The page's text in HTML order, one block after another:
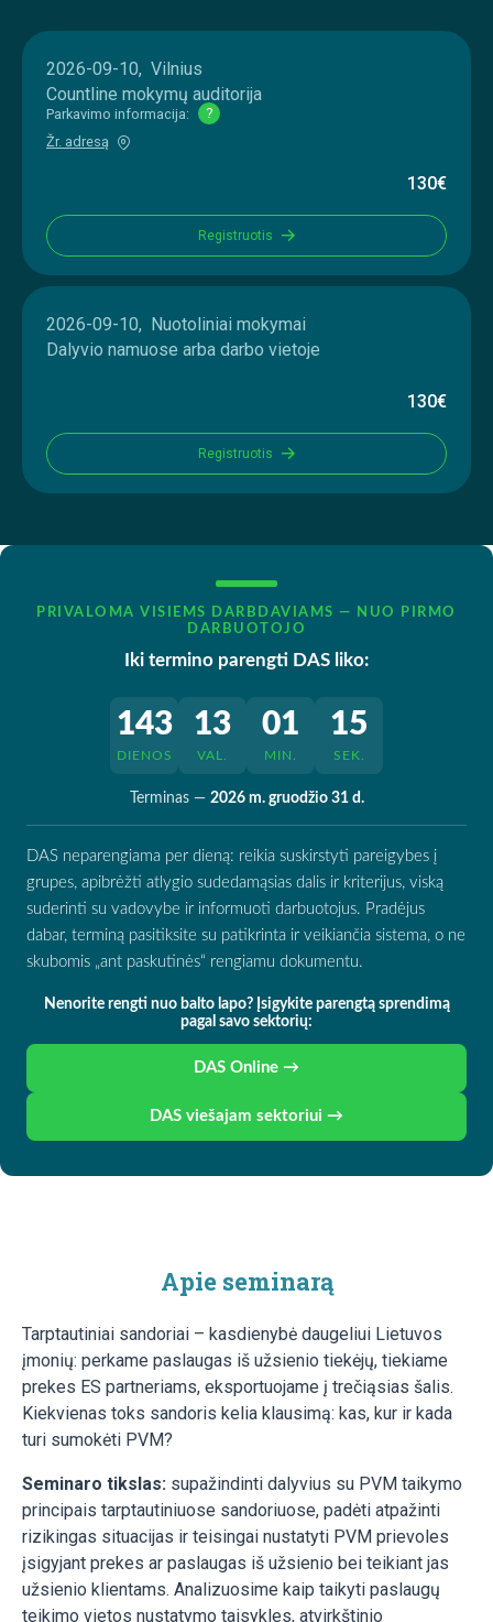
2026-09-10, Vilnius
Countline mokymų auditorija
Parkavimo informacija:
?
Žr. adresą
130€
Registruotis
2026-09-10, Nuotoliniai mokymai
Dalyvio namuose arba darbo vietoje
130€
Registruotis
PRIVALOMA VISIEMS DARBDAVIAMS — NUO PIRMO
DARBUOTOJO
Iki termino parengti DAS liko:
143
DIENOS
13
VAL.
01
MIN.
14
SEK.
Terminas — 2026 m. gruodžio 31 d.
DAS neparengiama per dieną: reikia suskirstyti pareigybes į
grupes, apibrėžti atlygio sudedamąsias dalis ir kriterijus, viską
suderinti su vadovybe ir informuoti darbuotojus. Pradėjus
dabar, terminą pasitiksite su patikrinta ir veikiančia sistema, o ne
skubomis „ant paskutinės“ rengiamu dokumentu.
Nenorite rengti nuo balto lapo? Įsigykite parengtą sprendimą
pagal savo sektorių:
DAS Online →
DAS viešajam sektoriui →
Apie seminarą
Tarptautiniai sandoriai – kasdienybė daugeliui Lietuvos
įmonių: perkame paslaugas iš užsienio tiekėjų, tiekiame
prekes ES partneriams, eksportuojame į trečiąsias šalis.
Kiekvienas toks sandoris kelia klausimą: kas, kur ir kada
turi sumokėti PVM?
Seminaro tikslas: supažindinti dalyvius su PVM taikymo
principais tarptautiniuose sandoriuose, padėti atpažinti
rizikingas situacijas ir teisingai nustatyti PVM prievoles
įsigyjant prekes ar paslaugas iš užsienio bei teikiant jas
užsienio klientams. Analizuosime kaip taikyti paslaugų
teikimo vietos nustatymo taisykles, atvirkštinio